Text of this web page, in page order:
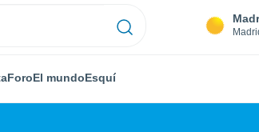
ForoEl mundoEsquí